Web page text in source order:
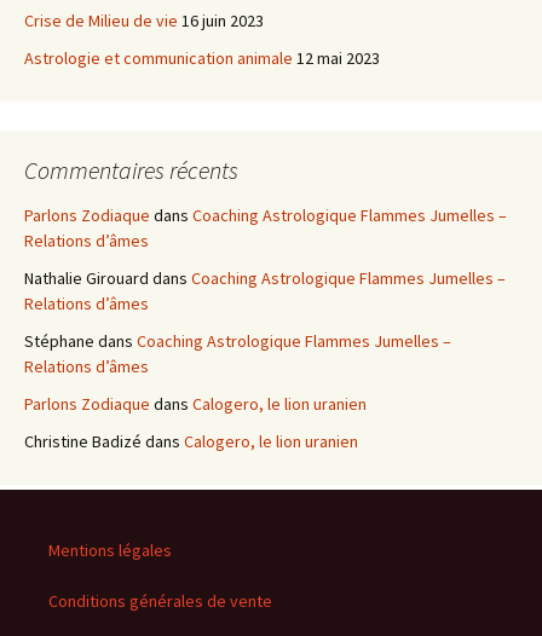
Crise de Milieu de vie 16 juin 2023
Astrologie et communication animale 12 mai 2023
Commentaires récents
Parlons Zodiaque dans Coaching Astrologique Flammes Jumelles –
Relations d’âmes
Nathalie Girouard dans Coaching Astrologique Flammes Jumelles –
Relations d’âmes
Stéphane dans Coaching Astrologique Flammes Jumelles –
Relations d’âmes
Parlons Zodiaque dans Calogero, le lion uranien
Christine Badizé dans Calogero, le lion uranien
Mentions légales
Conditions générales de vente